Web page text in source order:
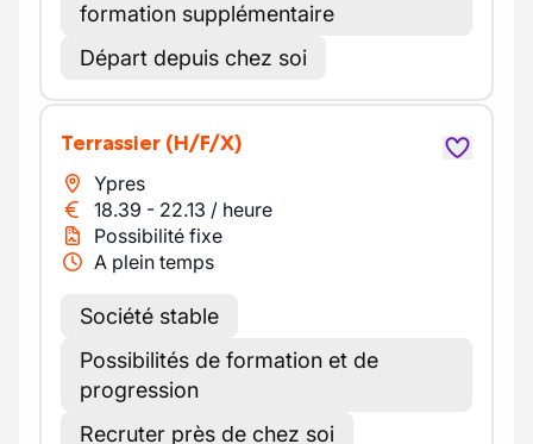
formation supplémentaire
Départ depuis chez soi
Terrassier (H/F/X)
Ypres
18.39 - 22.13 / heure
Possibilité fixe
A plein temps
Société stable
Possibilités de formation et de
progression
Recruter près de chez soi